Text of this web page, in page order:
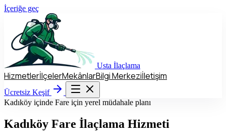
İçeriğe geç
Usta İlaçlama
HizmetlerİlçelerMekânlarBilgi Merkeziİletişim
Ücretsiz Keşif
Hizmetler İlçeler Mekânlar Bilgi Merkezi
Ücretsiz Keşif
Kadıköy içinde Fare için yerel müdahale planı
Kadıköy Fare İlaçlama Hizmeti